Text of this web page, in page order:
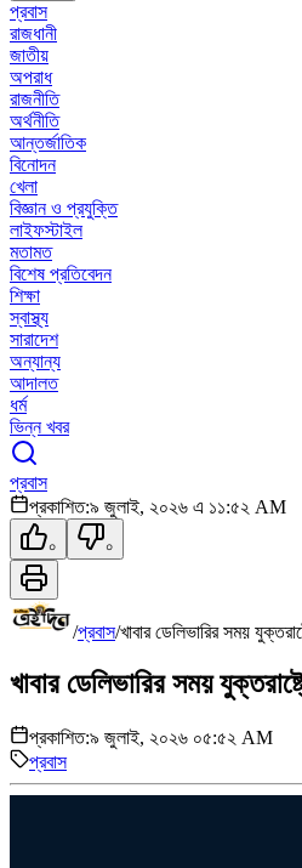
প্রবাস
রাজধানী
জাতীয়
অপরাধ
রাজনীতি
অর্থনীতি
আন্তর্জাতিক
বিনোদন
খেলা
বিজ্ঞান ও প্রযুক্তি
লাইফস্টাইল
মতামত
বিশেষ প্রতিবেদন
শিক্ষা
স্বাস্থ্য
সারাদেশ
অন্যান্য
আদালত
ধর্ম
ভিন্ন খবর
প্রবাস
প্রকাশিত:৯ জুলাই, ২০২৬ এ ১১:৫২ AM
০ ০
/প্রবাস/খাবার ডেলিভারির সময়
খাবার ডেলিভারির সময়
প্রকাশিত:৯ জুলাই, ২০২৬ ০৫:৫২ AM
প্রবাস